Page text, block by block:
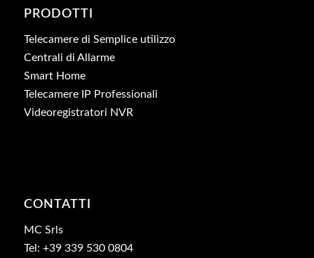
PRODOTTI
Telecamere di Semplice utilizzo
Centrali di Allarme
Smart Home
Telecamere IP Professionali
Videoregistratori NVR
CONTATTI
MC Srls
Tel: +39 339 530 0804